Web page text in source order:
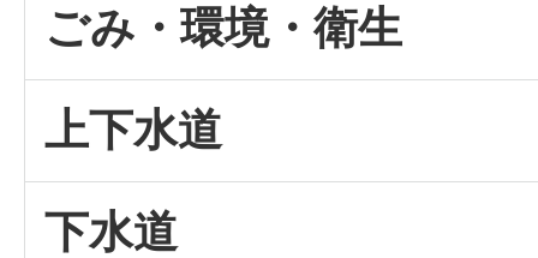
ごみ・環境・衛生
上下水道
下水道